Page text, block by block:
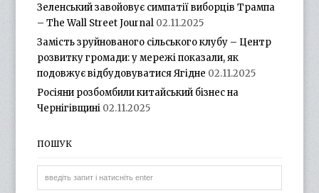
Зеленський завойовує симпатії виборців Трампа
– The Wall Street Journal 02.11.2025
Замість зруйнованого сільського клубу – Центр
розвитку громади: у мережі показали, як
подовжує відбудовуватися Ягідне 02.11.2025
Росіяни розбомбили китайський бізнес на
Чернігівщині 02.11.2025
ПОШУК